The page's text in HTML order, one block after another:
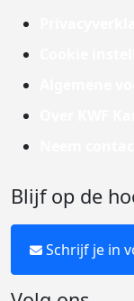
Blijf op de
Schrijf je in